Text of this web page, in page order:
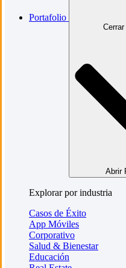
Portafolio
Abrir
Explorar por industria
Casos de Éxito
App Móviles
Corporativo
Salud & Bienestar
Educación